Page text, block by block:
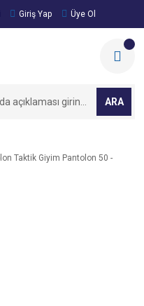
Giriş Yap Üye Ol
ARA